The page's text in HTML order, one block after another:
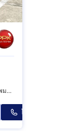
สวนหลวง กรุงเทพมหานคร
โทร